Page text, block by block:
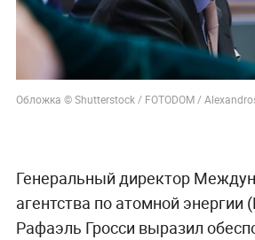
Обложка © Shutterstock / FOTODOM /
Генеральный директор
агентства по атомной
Рафаэль Гросси выразил